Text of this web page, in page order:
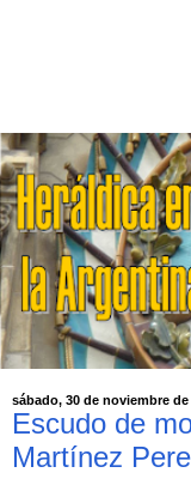
sábado, 30 de noviembre de
Escudo de
Martínez